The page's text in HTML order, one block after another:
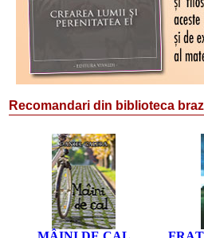
Recomandari din biblioteca